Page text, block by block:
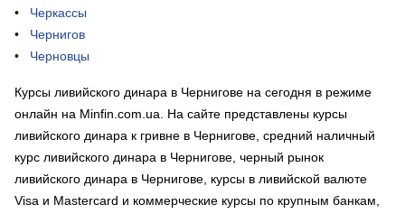
Черкассы
Чернигов
Черновцы
Курсы ливийского динара в Чернигове на сегодня в режиме
онлайн на Minfin.com.ua. На сайте представлены курсы
ливийского динара к гривне в Чернигове, средний наличный
курс ливийского динара в Чернигове, черный рынок
ливийского динара в Чернигове, курсы в ливийской валюте
Visa и Mastercard и коммерческие курсы по крупным банкам,